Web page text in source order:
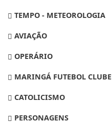
TEMPO - METEOROLOGIA
AVIAÇÃO
OPERÁRIO
MARINGÁ FUTEBOL CLUBE
CATOLICISMO
PERSONAGENS